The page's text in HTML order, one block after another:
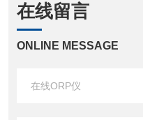
在线留言
ONLINE MESSAGE